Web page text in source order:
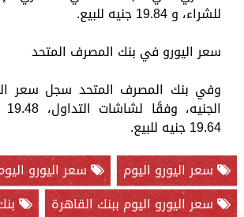
للشراء، و 19.84 جنيه للبيع.
سعر اليورو في بنك المصرف المتحد
وفي بنك المصرف المتحد سجل سعر
19.64 جنيه للبيع.
سعر اليورو اليوم
سعر اليورو
سعر اليورو اليوم ببنك القاهرة